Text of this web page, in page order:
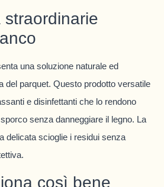
una soluzione naturale ed
del parquet. Questo prodotto versatile
e disinfettanti che lo rendono
senza danneggiare il legno. La
delicata scioglie i residui senza
così bene